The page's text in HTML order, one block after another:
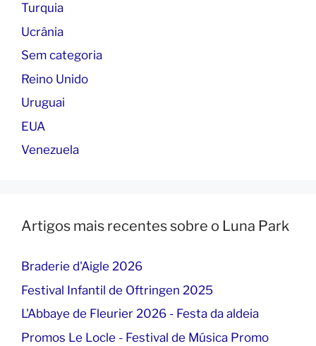
Turquia
Ucrânia
Sem categoria
Reino Unido
Uruguai
EUA
Venezuela
Artigos mais recentes sobre o Luna Park
Braderie d'Aigle 2026
Festival Infantil de Oftringen 2025
L'Abbaye de Fleurier 2026 - Festa da aldeia
Promos Le Locle - Festival de Música Promo